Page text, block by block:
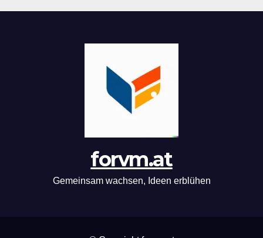
forvm.at
Gemeinsam wachsen, Ideen erblühen